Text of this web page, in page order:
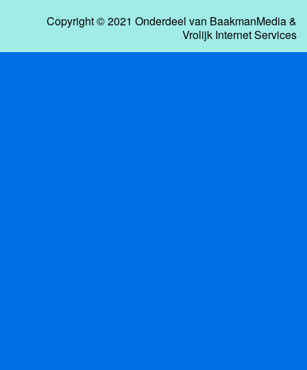
Copyright © 2021 Onderdeel van BaakmanMedia&
Vrolijk Internet Services